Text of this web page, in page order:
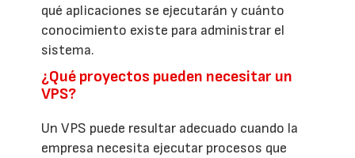
qué aplicaciones se ejecutarán y cuánto
conocimiento existe para administrar el
sistema.
¿Qué proyectos pueden necesitar un
VPS?
Un VPS puede resultar adecuado cuando la
empresa necesita ejecutar procesos que